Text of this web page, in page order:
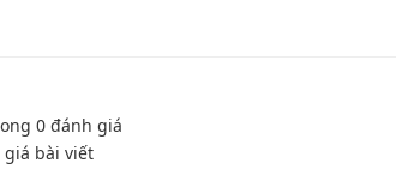
0 đánh giá
giá bài viết